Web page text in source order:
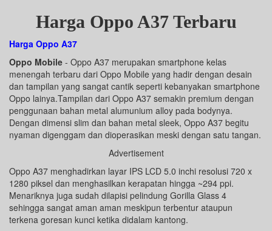
Harga Oppo A37 Terbaru
Harga Oppo A37
Oppo Mobile - Oppo A37 merupakan smartphone kelas
menengah terbaru dari Oppo Mobile yang hadir dengan desain
dan tampilan yang sangat cantik seperti kebanyakan smartphone
Oppo lainya.Tampilan dari Oppo A37 semakin premium dengan
penggunaan bahan metal alumunium alloy pada bodynya.
Dengan dimensi slim dan bahan metal sleek, Oppo A37 begitu
nyaman digenggam dan dioperasikan meski dengan satu tangan.
Advertisement
Oppo A37 menghadirkan layar IPS LCD 5.0 inchi resolusi 720 x
1280 piksel dan menghasilkan kerapatan hingga ~294 ppi.
Menariknya juga sudah dilapisi pelindung Gorilla Glass 4
sehingga sangat aman aman meskipun terbentur ataupun
terkena goresan kunci ketika didalam kantong.